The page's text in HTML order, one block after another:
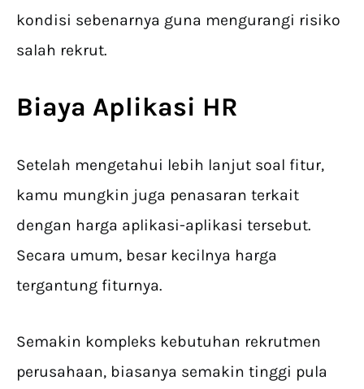
kondisi sebenarnya guna mengurangi risiko
salah rekrut.
Biaya Aplikasi HR
Setelah mengetahui lebih lanjut soal fitur,
kamu mungkin juga penasaran terkait
dengan harga aplikasi-aplikasi tersebut.
Secara umum, besar kecilnya harga
tergantung fiturnya.
Semakin kompleks kebutuhan rekrutmen
perusahaan, biasanya semakin tinggi pula